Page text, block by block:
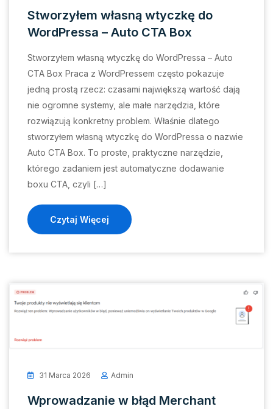
Stworzyłem własną wtyczkę do
WordPressa – Auto CTA Box
Stworzyłem własną wtyczkę do WordPressa – Auto
CTA Box Praca z WordPressem często pokazuje
jedną prostą rzecz: czasami największą wartość dają
nie ogromne systemy, ale małe narzędzia, które
rozwiązują konkretny problem. Właśnie dlatego
stworzyłem własną wtyczkę do WordPressa o nazwie
Auto CTA Box. To proste, praktyczne narzędzie,
którego zadaniem jest automatyczne dodawanie
boxu CTA, czyli […]
Czytaj Więcej
31 Marca 2026 Admin
Wprowadzanie w błąd Merchant